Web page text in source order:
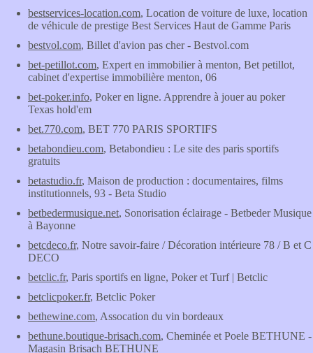
bestservices-location.com, Location de voiture de luxe, location
de véhicule de prestige Best Services Haut de Gamme Paris
bestvol.com, Billet d'avion pas cher - Bestvol.com
bet-petillot.com, Expert en immobilier à menton, Bet petillot,
cabinet d'expertise immobilière menton, 06
bet-poker.info, Poker en ligne. Apprendre à jouer au poker
Texas hold'em
bet.770.com, BET 770 PARIS SPORTIFS
betabondieu.com, Betabondieu : Le site des paris sportifs
gratuits
betastudio.fr, Maison de production : documentaires, films
institutionnels, 93 - Beta Studio
betbedermusique.net, Sonorisation éclairage - Betbeder Musique
à Bayonne
betcdeco.fr, Notre savoir-faire / Décoration intérieure 78 / B et C
DECO
betclic.fr, Paris sportifs en ligne, Poker et Turf | Betclic
betclicpoker.fr, Betclic Poker
bethewine.com, Assocation du vin bordeaux
bethune.boutique-brisach.com, Cheminée et Poele BETHUNE -
Magasin Brisach BETHUNE